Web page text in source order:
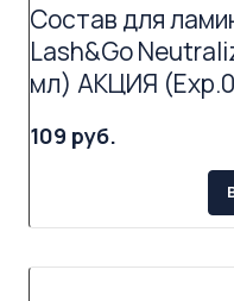
Состав для
Lash&Go
мл) АКЦИЯ
109 руб.